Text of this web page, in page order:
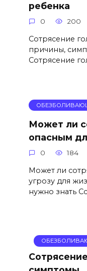
ребенка
0 200
Сотрясение
причины,
Сотрясение
Может ли
опасным
0 184
Может ли
угрозу для
нужно знать